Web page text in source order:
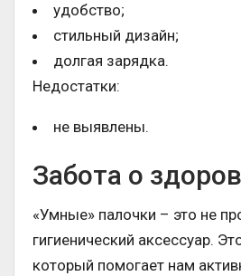
удобство;
стильный дизайн;
долгая зарядка.
Недостатки:
не выявлены.
Забота о
«Умные» палочки – это не
гигиенический аксессуар.
который помогает нам